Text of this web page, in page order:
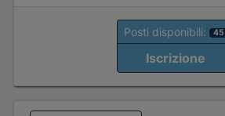
Posti disponibili: 45
Iscrizione